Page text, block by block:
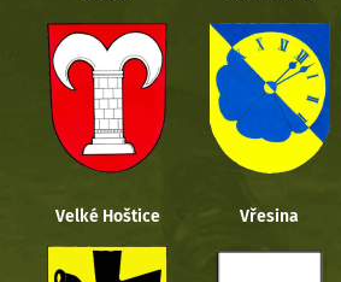
Velké Hoštice Vřesina